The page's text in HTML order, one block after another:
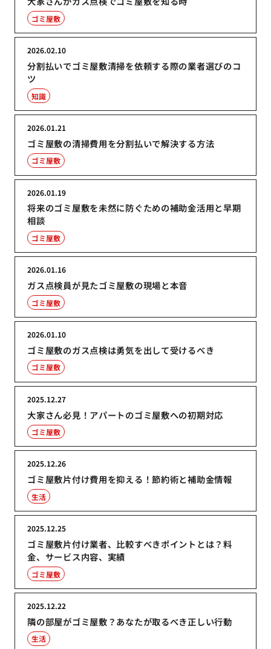
ゴミ屋敷
分割払いでゴミ屋敷清掃を依頼する際の業者選びのコ
ツ
2026.02.10
知識
ゴミ屋敷の清掃費用を分割払いで解決する方法
2026.01.21
ゴミ屋敷
将来のゴミ屋敷を未然に防ぐための補助金活用と早期
相談
2026.01.19
ゴミ屋敷
ガス点検員が見たゴミ屋敷の現場と本音
2026.01.16
ゴミ屋敷
ゴミ屋敷のガス点検は勇気を出して受けるべき
2026.01.10
ゴミ屋敷
大家さん必見！アパートのゴミ屋敷への初期対応
2025.12.27
ゴミ屋敷
ゴミ屋敷片付け費用を抑える！節約術と補助金情報
2025.12.26
生活
ゴミ屋敷片付け業者、比較すべきポイントとは？料
金、サービス内容、実績
2025.12.25
ゴミ屋敷
隣の部屋がゴミ屋敷？あなたが取るべき正しい行動
2025.12.22
生活